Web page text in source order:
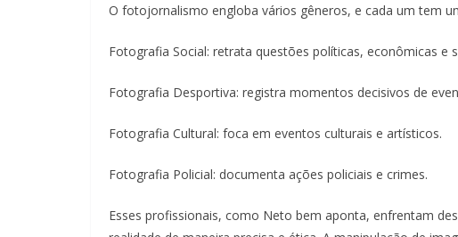
O fotojornalismo engloba vários gêneros, e cada um tem
Fotografia Social: retrata questões políticas, econômicas e
Fotografia Desportiva: registra momentos decisivos de
Fotografia Cultural: foca em eventos culturais e artísticos.
Fotografia Policial: documenta ações policiais e crimes.
Esses profissionais, como Neto bem aponta, enfrentam